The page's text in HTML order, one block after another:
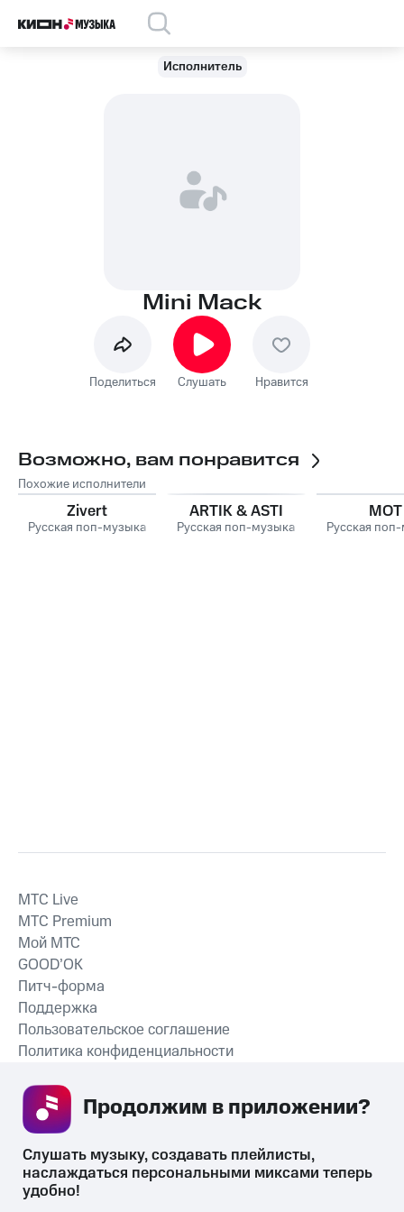
Исполнитель
Mini Mack
Поделиться Слушать Нравится
Возможно, вам понравится
Похожие исполнители
Zivert
Русская поп-музыка
ARTIK & ASTI
Русская поп-музыка
MOT
Русская
СКАЧАТЬ ПРИЛОЖЕНИЕ
MTС Live
MTС Premium
Мой МТС
GOOD’OK
Питч-форма
Поддержка
Пользовательское соглашение
Политика конфиденциальности
Слушать музыку, создавать плейлисты,
наслаждаться персональными миксами теперь
удобно!